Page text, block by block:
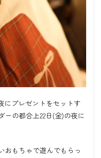
にプレゼントをセットす
ーの都合上22日(金)の夜に
おもちゃで遊んでもらっ